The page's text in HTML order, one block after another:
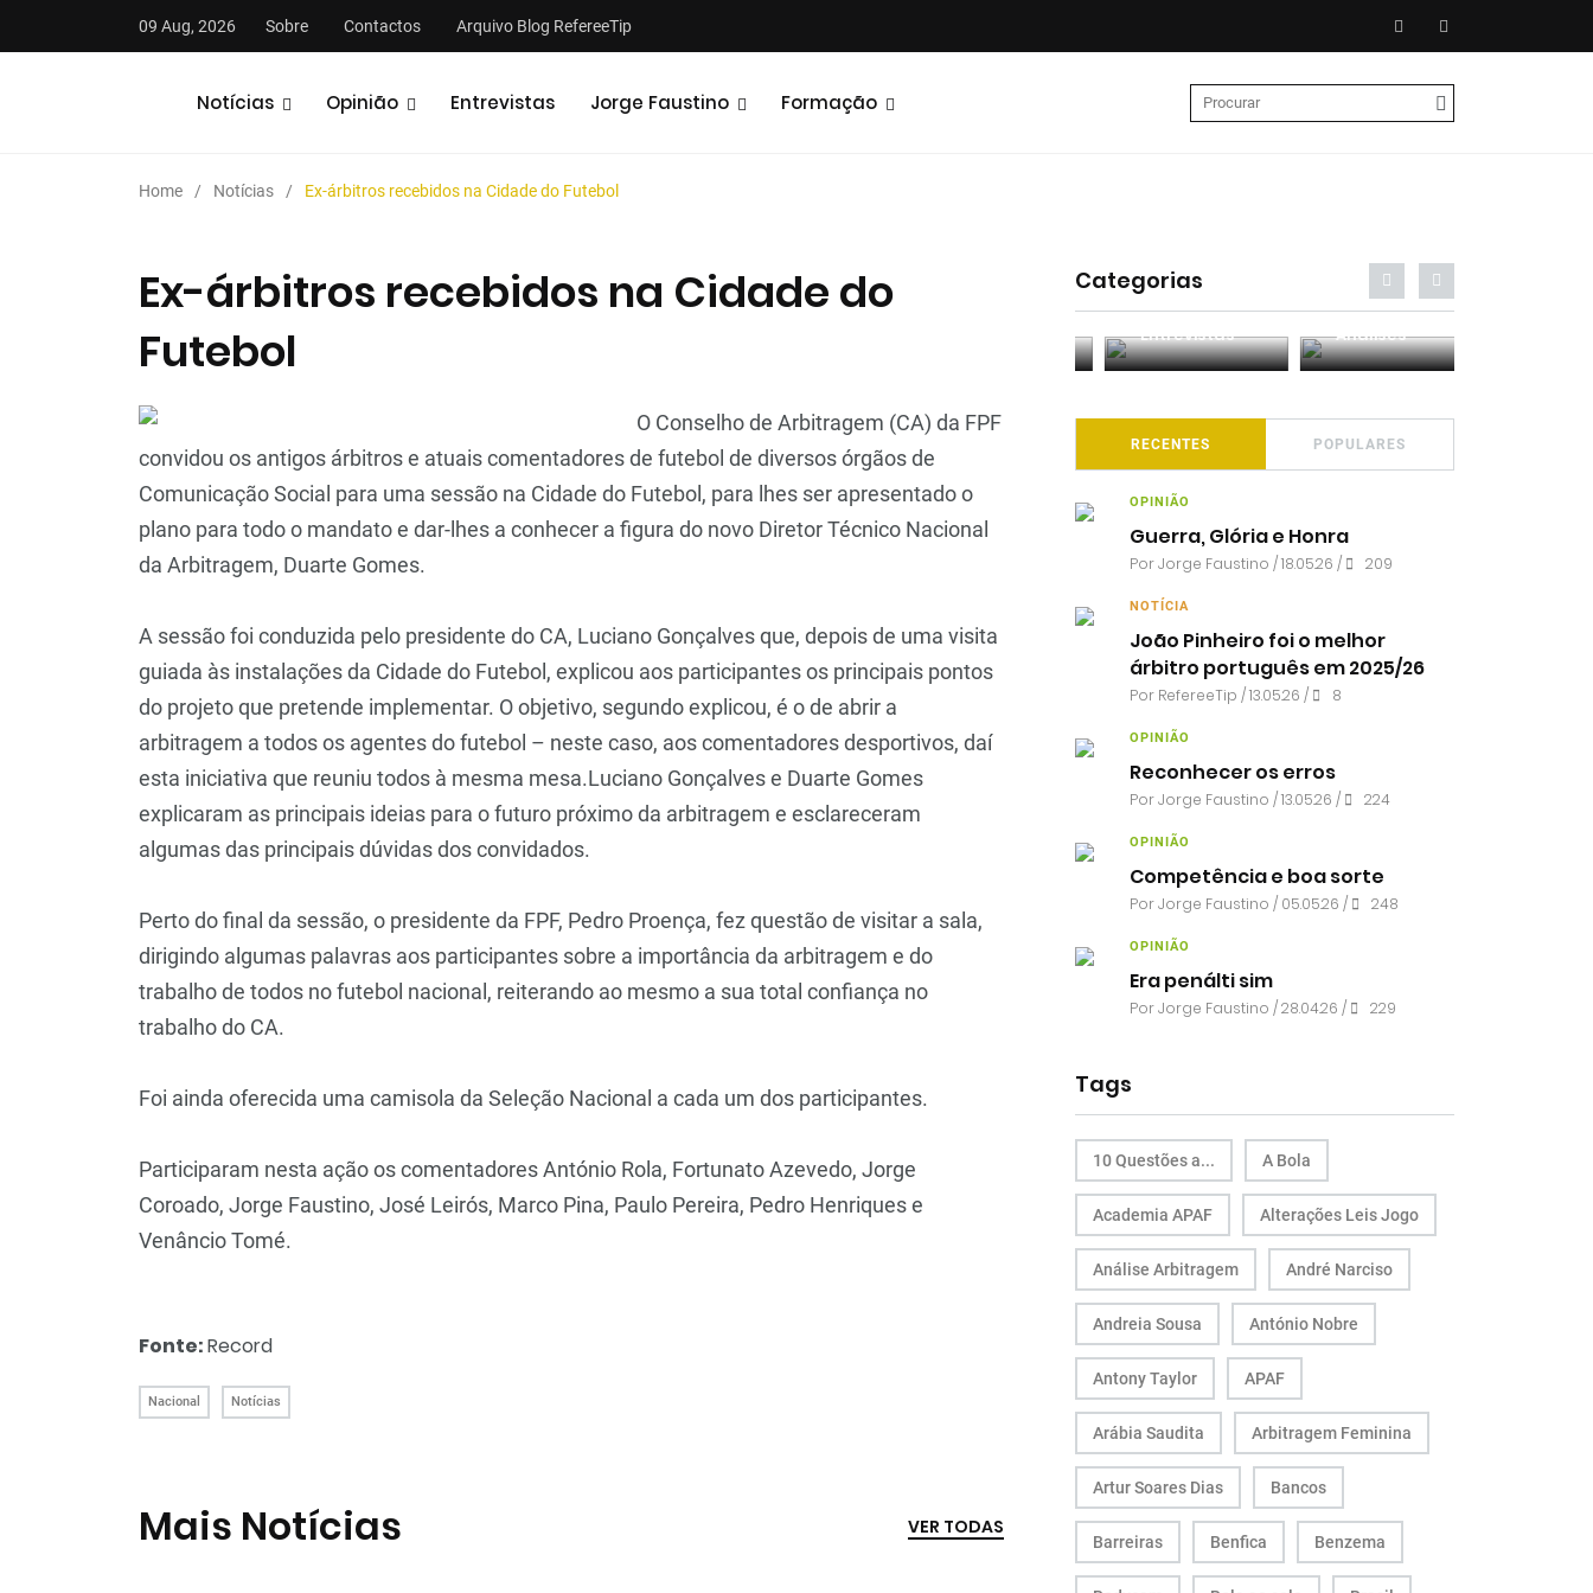
09 Aug, 2026 Sobre Contactos Arquivo Blog RefereeTip
Notícias Opinião Entrevistas Jorge Faustino Formação
Home Notícias Ex-árbitros recebidos na Cidade do Futebol
Ex-árbitros recebidos na Cidade do
Futebol
O Conselho de Arbitragem (CA) da FPF
convidou os antigos árbitros e atuais comentadores de futebol de diversos órgãos de
Comunicação Social para uma sessão na Cidade do Futebol, para lhes ser apresentado o
plano para todo o mandato e dar-lhes a conhecer a figura do novo Diretor Técnico Nacional
da Arbitragem, Duarte Gomes.
A sessão foi conduzida pelo presidente do CA, Luciano Gonçalves que, depois de uma visita
guiada às instalações da Cidade do Futebol, explicou aos participantes os principais pontos
do projeto que pretende implementar. O objetivo, segundo explicou, é o de abrir a
arbitragem a todos os agentes do futebol – neste caso, aos comentadores desportivos, daí
esta iniciativa que reuniu todos à mesma mesa.Luciano Gonçalves e Duarte Gomes
explicaram as principais ideias para o futuro próximo da arbitragem e esclareceram
algumas das principais dúvidas dos convidados.
Perto do final da sessão, o presidente da FPF, Pedro Proença, fez questão de visitar a sala,
dirigindo algumas palavras aos participantes sobre a importância da arbitragem e do
trabalho de todos no futebol nacional, reiterando ao mesmo a sua total confiança no
trabalho do CA.
Foi ainda oferecida uma camisola da Seleção Nacional a cada um dos participantes.
Participaram nesta ação os comentadores António Rola, Fortunato Azevedo, Jorge
Coroado, Jorge Faustino, José Leirós, Marco Pina, Paulo Pereira, Pedro Henriques e
Venâncio Tomé.
Fonte:Record
Nacional Notícias
Mais Notícias VER TODAS
João Pinheiro foi
João Pinheiro
APAF espera que
Categorias
Análises Entrevistas Análises
RECENTES POPULARES
OPINIÃO
Guerra, Glória e Honra
PorJorge Faustino / 18.05.26 / 209
NOTÍCIA
João Pinheiro foi o melhor
árbitro português em 2025/26
Por RefereeTip / 13.05.26 / 8
OPINIÃO
Reconhecer os erros
PorJorge Faustino / 13.05.26 / 224
OPINIÃO
Competência e boa sorte
PorJorge Faustino / 05.05.26 / 248
OPINIÃO
Era penálti sim
PorJorge Faustino / 28.04.26 / 229
Tags
10 Questões a... A Bola
Academia APAF Alterações Leis Jogo
Análise Arbitragem André Narciso
Andreia Sousa António Nobre
Antony Taylor APAF
Arábia Saudita Arbitragem Feminina
Artur Soares Dias Bancos
Barreiras Benfica Benzema